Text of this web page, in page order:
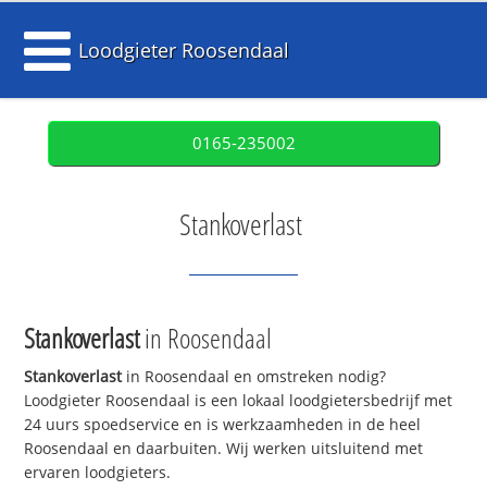
Loodgieter Roosendaal
0165-235002
Stankoverlast
Stankoverlastin Roosendaal
Stankoverlastin Roosendaal en omstreken nodig?
Loodgieter Roosendaal is een lokaal loodgietersbedrijf met
24 uurs spoedservice en is werkzaamheden in de heel
Roosendaal en daarbuiten. Wij werken uitsluitend met
ervaren loodgieters.